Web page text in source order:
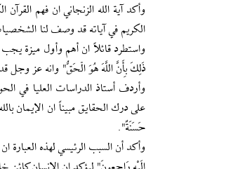
وأكد آية الله الزنجاني ان فهم
الكريم في آياته قد وصف لنا
ذَلِكَ بِأَنَّ اللَّهَ هُوَ الْحَقُّ" وانه عز وجل
وأردف أستاذ الدراسات العليا في
على درك الحقايق مبيناً ان الإيمان
حَسَنَةٌ".
وأكد أن السبب الرئيسي لهذه